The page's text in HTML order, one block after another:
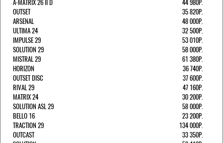
A-MATRIX 26 II D
44 980Р.
OUTSET
35 820Р.
ARSENAL
48 000Р.
ULTIMA 24
32 500Р.
IMPULSE 29
53 010Р.
SOLUTION 29
58 000Р.
MISTRAL 29
61 380Р.
HORIZON
36 740Р.
OUTSET DISC
37 600Р.
RIVAL 29
47 160Р.
MATRIX 24
30 200Р.
SOLUTION ASL 29
58 000Р.
BELLO 16
23 200Р.
TRACTION 29
134 000Р.
OUTCAST
33 350Р.